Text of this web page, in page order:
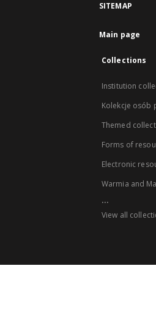
SITEMAP
Main page
Collections
Institution
Kolekcje osób
Themed
Forms of
Electronic
Warmia and
...
View all